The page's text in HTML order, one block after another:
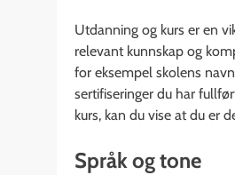
Utdanning og kurs er en
relevant kunnskap og
for eksempel skolens
sertifiseringer du har
kurs, kan du vise at du er
Språk og tone